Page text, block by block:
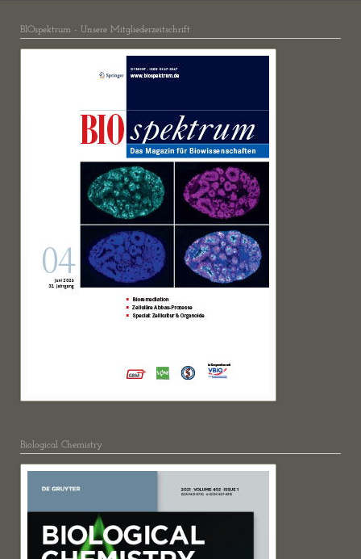
BIOspektrum - Unsere Mitgliederzeitschrift
Biological Chemistry